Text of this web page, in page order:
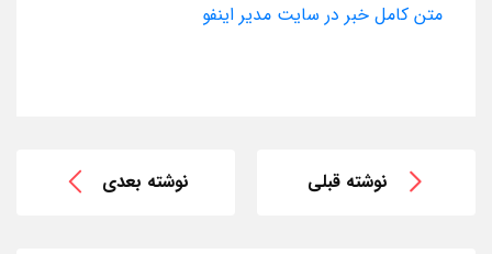
متن کامل خبر در سایت مدیر اینفو
نوشته قبلی نوشته بعدی